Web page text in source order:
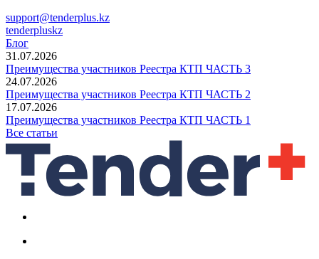
support@tenderplus.kz
tenderpluskz
Блог
31.07.2026
Преимущества участников Реестра КТП ЧАСТЬ 3
24.07.2026
Преимущества участников Реестра КТП ЧАСТЬ 2
17.07.2026
Преимущества участников Реестра КТП ЧАСТЬ 1
Все статьи